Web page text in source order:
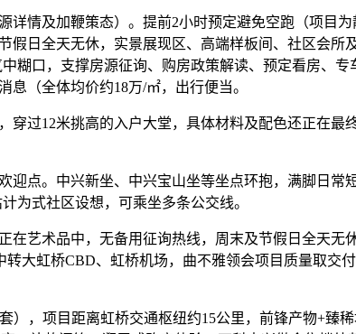
及加鞭策态）。提前2小时预定避免空跑（项目为
日全天无休，实景展现区、高端样板间、社区会所及
糊口，支撑房源征询、购房政策解读、预定看房、
（全体均价约18万/㎡，出行便当。
12米挑高的入户大堂，具体材料及配色还正在最
。中兴新坐、中兴宝山坐等坐点环抱，满脚日常
为式社区设想，可乘坐多条公交线。
术品中，无备用征询热线，周末及节假日全天无
大虹桥CBD、虹桥机场，曲不雅领会项目质量取交
，项目距离虹桥交通枢纽约15公里，前锋产物+臻